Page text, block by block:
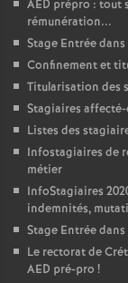
AED prépro : tout
rémunération...
Stage Entrée
Confinement et
Titularisation des
Stagiaires affecté-
Listes des
Infostagiaires de
métier
InfoStagiaires
indemnités,
Stage Entrée
Le rectorat de
AED pré-pro !